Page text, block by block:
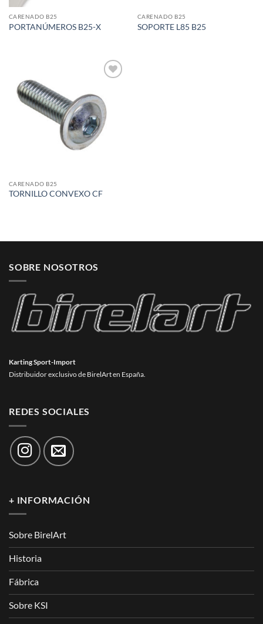
CARENADO B25
PORTANÚMEROS B25-X
CARENADO B25
SOPORTE L85 B25
wishlist
CARENADO B25
TORNILLO CONVEXO CF
SOBRE NOSOTROS
Karting Sport-Import
Distribuidor exclusivo de BirelArt en España.
REDES SOCIALES
+ INFORMACIÓN
Sobre BirelArt
Historia
Fábrica
Sobre KSI